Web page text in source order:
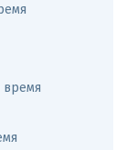
время